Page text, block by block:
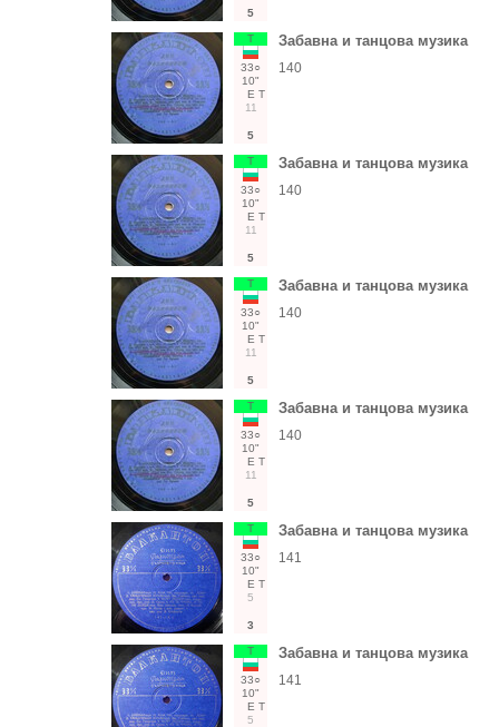
5
Т
33○
10"
Е Т
11
5
Забавна и танцова музика
140
Т
33○
10"
Е Т
11
5
Забавна и танцова музика
140
Т
33○
10"
Е Т
11
5
Забавна и танцова музика
140
Т
33○
10"
Е Т
11
5
Забавна и танцова музика
140
Т
33○
10"
Е Т
5
3
Забавна и танцова музика
141
Т
33○
10"
Е Т
5
Забавна и танцова музика
141